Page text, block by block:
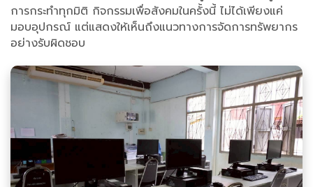
การกระทำทุกมิติ กิจกรรมเพื่อสังคมในครั้งนี้ ไม่ได้เพียงแค่
มอบอุปกรณ์ แต่แสดงให้เห็นถึงแนวทางการจัดการทรัพยากร
อย่างรับผิดชอบ